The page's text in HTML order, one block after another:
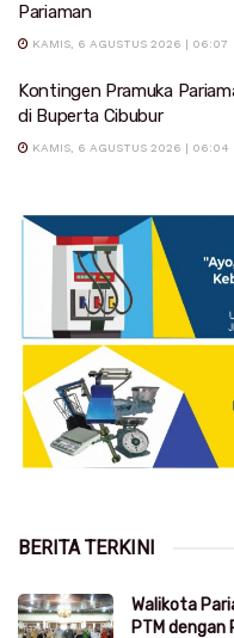
Pariaman
KAMIS, 6 AGUSTUS 2026 | 06:07
Kontingen Pramuka
di Buperta Cibubur
KAMIS, 6 AGUSTUS 2026 | 06:04
BERITA TERKINI
Walikota
PTM dengan